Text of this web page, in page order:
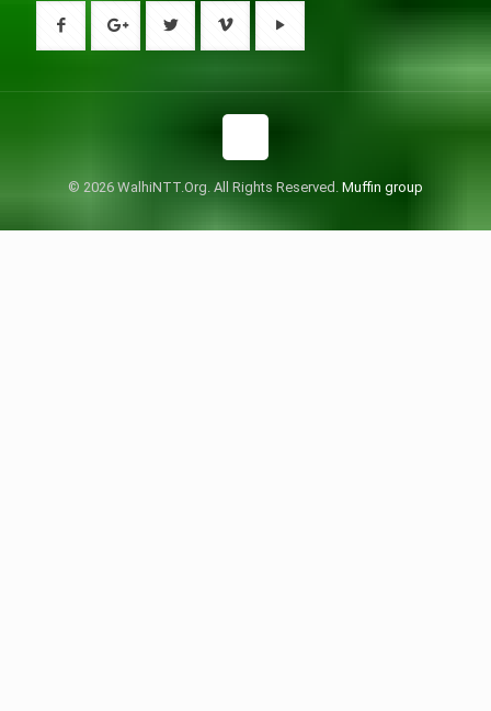
© 2026 WalhiNTT.Org. All Rights Reserved. Muffin group